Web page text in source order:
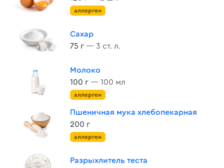
аллерген
Сахар
75 г — 3 ст. л.
Молоко
100 г — 100 мл
аллерген
Пшеничная мука хлебопекарная
200 г
аллерген
Разрыхлитель теста